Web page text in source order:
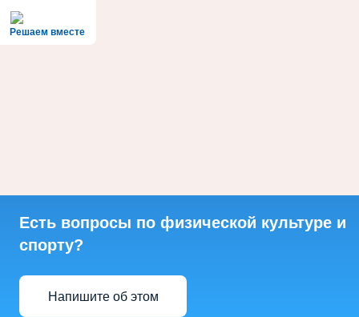
Решаем вместе
Есть вопросы по физической культуре и
спорту?
Напишите об этом